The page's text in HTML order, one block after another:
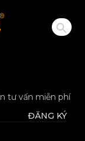
tư vấn miễn phí
ĐĂNG KÝ